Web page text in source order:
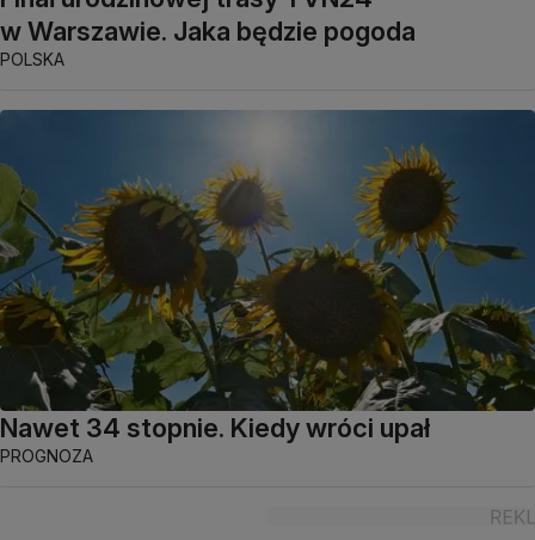
w Warszawie. Jaka będzie pogoda
POLSKA
Nawet 34 stopnie. Kiedy wróci upał
PROGNOZA